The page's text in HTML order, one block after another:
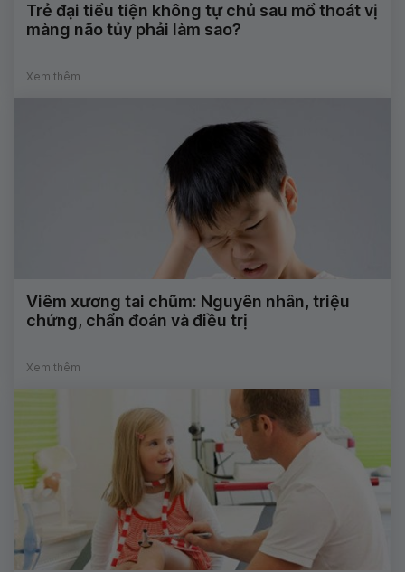
Trẻ đại tiểu tiện không tự chủ sau mổ thoát vị
màng não tủy phải làm sao?
Xem thêm
Viêm xương tai chũm: Nguyên nhân, triệu
chứng, chẩn đoán và điều trị
Xem thêm